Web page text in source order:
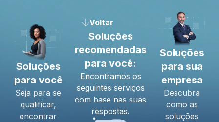
Soluções
para você
Seja para se
qualificar,
encontrar
Voltar
Soluções
recomendadas
para você:
Encontramos os
seguintes serviços
com base nas suas
respostas.
Soluções
para sua
empresa
Descubra
como as
soluções